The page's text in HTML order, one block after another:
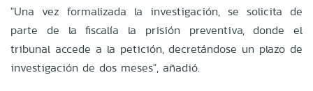
"Una vez formalizada la investigación, se solicita de
parte de la fiscalía la prisión preventiva, donde el
tribunal accede a la petición, decretándose un plazo de
investigación de dos meses", añadió.